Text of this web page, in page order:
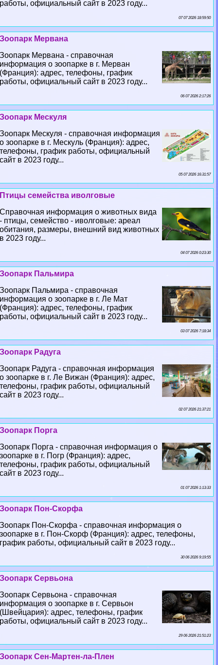
работы, официальный сайт в 2023 году...
07 07 2026 18:59:50
Зоопарк Мервана
Зоопарк Мервана - справочная
информация о зоопарке в г. Мерван
(Франция): адрес, телефоны, график
работы, официальный сайт в 2023 году...
06 07 2026 2:17:26
Зоопарк Мескуля
Зоопарк Мескуля - справочная информация
о зоопарке в г. Мескуль (Франция): адрес,
телефоны, график работы, официальный
сайт в 2023 году...
05 07 2026 16:31:57
Птицы семейства иволговые
Справочная информация о животных вида
- птицы, семейство - иволговые: ареал
обитания, размеры, внешний вид животных
в 2023 году...
04 07 2026 0:23:30
Зоопарк Пальмира
Зоопарк Пальмира - справочная
информация о зоопарке в г. Ле Мат
(Франция): адрес, телефоны, график
работы, официальный сайт в 2023 году...
03 07 2026 7:18:34
Зоопарк Радуга
Зоопарк Радуга - справочная информация
о зоопарке в г. Ле Вижан (Франция): адрес,
телефоны, график работы, официальный
сайт в 2023 году...
02 07 2026 21:37:21
Зоопарк Порга
Зоопарк Порга - справочная информация о
зоопарке в г. Погр (Франция): адрес,
телефоны, график работы, официальный
сайт в 2023 году...
01 07 2026 1:13:33
Зоопарк Пон-Скорфа
Зоопарк Пон-Скорфа - справочная информация о
зоопарке в г. Пон-Скорф (Франция): адрес, телефоны,
график работы, официальный сайт в 2023 году...
30 06 2026 9:19:55
Зоопарк Сервьона
Зоопарк Сервьона - справочная
информация о зоопарке в г. Сервьон
(Швейцария): адрес, телефоны, график
работы, официальный сайт в 2023 году...
29 06 2026 21:51:23
Зоопарк Сен-Мартен-ла-Плен